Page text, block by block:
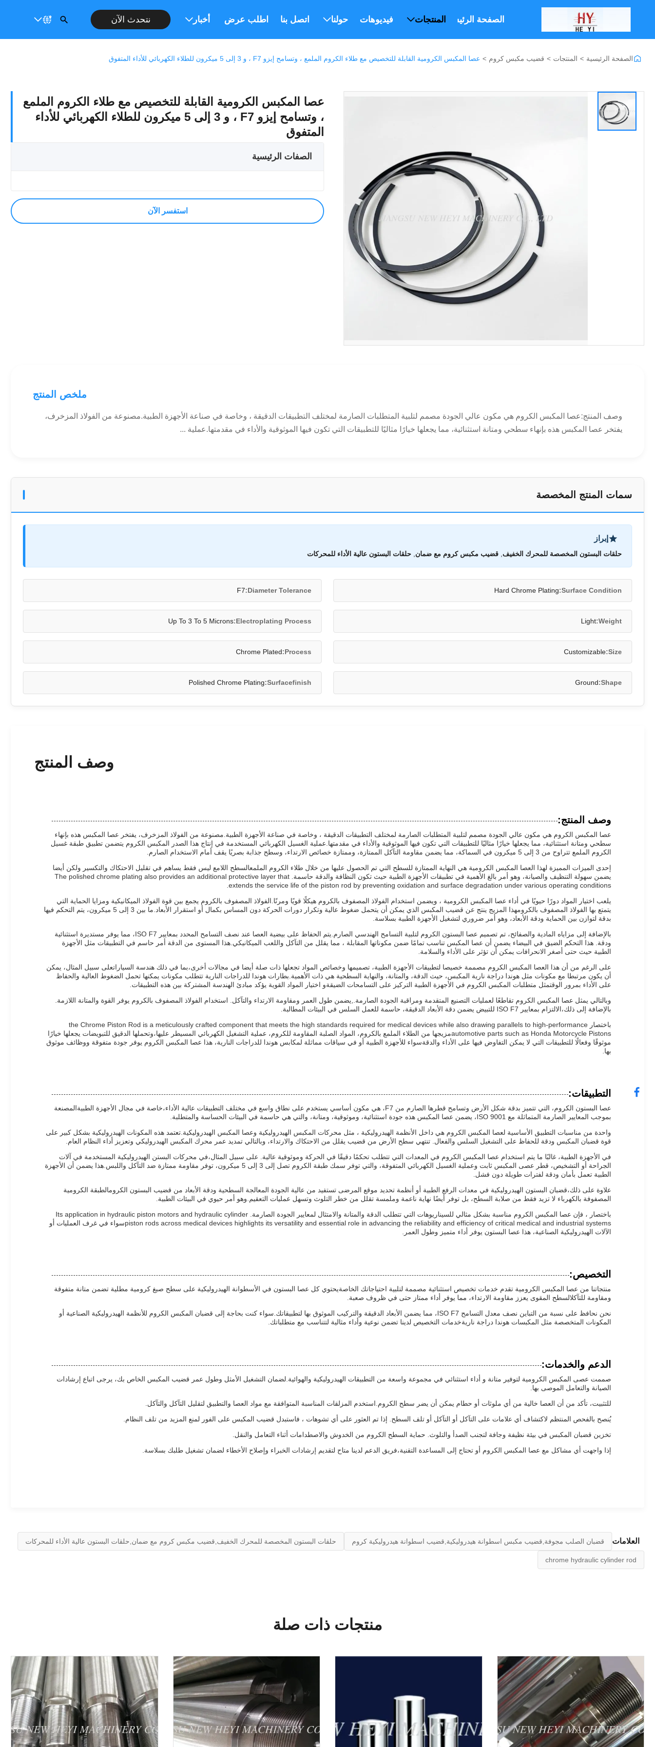
الصفحة الرئيسية المنتجات فيديوهات حولنا اتصل بنا اطلب عرض أسعارأخبار نتحدث الآن
الصفحة الرئيسية > المنتجات > قضيب مكبس كروم > عصا المكبس الكرومية القابلة للتخصيص مع طلاء الكروم الملمع ، وتسامح إيزو F7 ، و 3 إلى 5 ميكرون للطلاء الكهربائي للأداء المتفوق
عصا المكبس الكرومية القابلة للتخصيص مع طلاء الكروم الملمع
، وتسامح إيزو F7 ، و 3 إلى 5 ميكرون للطلاء الكهربائي للأداء
المتفوق
الصفات الرئيسية
استفسر الآن
ملخص المنتج
وصف المنتج:عصا المكبس الكروم هي مكون عالي الجودة مصمم لتلبية المتطلبات الصارمة لمختلف التطبيقات الدقيقة ، وخاصة في صناعة الأجهزة الطبية.مصنوعة من الفولاذ المزخرف،
يفتخر عصا المكبس هذه بإنهاء سطحي ومتانة استثنائية، مما يجعلها خيارًا مثاليًا للتطبيقات التي تكون فيها الموثوقية والأداء في مقدمتها.عملية ...
سمات المنتج المخصصة
إبراز
حلقات البستون المخصصة للمحرك الخفيف قضيب مكبس كروم مع ضمان حلقات البستون عالية الأداء للمحركات
Surface Condition:
Hard Chrome Plating
Diameter Tolerance:
F7
Weight:
Light
Electroplating Process:
Up To 3 To 5 Microns
Size:
Customizable
Process:
Chrome Plated
Shape:
Ground
Surfacefinish:
Polished Chrome Plating
وصف المنتج
وصف المنتج:
عصا المكبس الكروم هي مكون عالي الجودة مصمم لتلبية المتطلبات الصارمة لمختلف التطبيقات الدقيقة ، وخاصة في صناعة الأجهزة الطبية.مصنوعة من الفولاذ المزخرف، يفتخر عصا المكبس هذه بإنهاء
سطحي ومتانة استثنائية، مما يجعلها خيارًا مثاليًا للتطبيقات التي تكون فيها الموثوقية والأداء في مقدمتها.عملية الغسيل الكهربائي المستخدمة في إنتاج هذا الصدر المكبس الكروم يتضمن تطبيق طبقة غسيل
الكروم الملمع تتراوح من 3 إلى 5 ميكرون في السماكة، مما يضمن مقاومة التآكل الممتازة، وممتازة خصائص الارتداء، وسطح جذابة بصريًا يقف أمام الاستخدام الصارم.
إحدى الميزات المميزة لهذا العصا المكبس الكرومية هي النهاية الممتازة للسطح التي تم الحصول عليها من خلال طلاء الكروم الملمعالسطح اللامع ليس فقط يساهم في تقليل الاحتكاك والتكسير ولكن أيضا
يضمن سهولة التنظيف والصيانة، وهو أمر بالغ الأهمية في تطبيقات الأجهزة الطبية حيث تكون النظافة والدقة حاسمة. The polished chrome plating also provides an additional protective layer that
extends the service life of the piston rod by preventing oxidation and surface degradation under various operating conditions.
يلعب اختيار المواد دورًا حيويًا في أداء عصا المكبس الكرومية ، ويضمن استخدام الفولاذ المصفوف بالكروم هيكلًا قويًا ومرنًا.الفولاذ المصفوف بالكروم يجمع بين قوة الفولاذ الميكانيكية ومزايا الحماية التي
يتمتع بها الفولاذ المصفوف بالكرومهذا المزيج ينتج عن قضيب المكبس الذي يمكن أن يتحمل ضغوط عالية وتكرار دورات الحركة دون المساس بكمال أو استقرار الأبعاد.ما بين 3 إلى 5 ميكرون، يتم التحكم فيها
بدقة لتوازن بين الحماية ودقة الأبعاد، وهو أمر ضروري لتشغيل الأجهزة الطبية بسلاسة.
بالإضافة إلى مزاياه المادية والصفائح، تم تصميم عصا البستون الكروم لتلبية التسامح الهندسي الصارم.يتم الحفاظ على بيضية العصا عند نصف التسامح المحدد بمعايير ISO F7، مما يوفر مستديرة استثنائية
ودقة. هذا التحكم الضيق في البيضاء يضمن أن عصا المكبس تناسب تمامًا ضمن مكوناتها المقابلة ، مما يقلل من التآكل واللعب الميكانيكي.هذا المستوى من الدقة أمر حاسم في التطبيقات مثل الأجهزة
الطبية حيث حتى أصغر الانحرافات يمكن أن تؤثر على الأداء والسلامة.
على الرغم من أن هذا العصا المكبس الكروم مصممة خصيصا لتطبيقات الأجهزة الطبية، تصميمها وخصائص المواد تجعلها ذات صلة أيضا في مجالات أخرى،بما في ذلك هندسة السياراتعلى سبيل المثال، يمكن
أن يكون مرتبطا مع مكونات مثل هوندا دراجة نارية المكبس، حيث الدقة، والمتانة، والنهاية السطحية هي ذات الأهمية.بطارات هوندا للدراجات النارية تتطلب مكونات يمكنها تحمل الضغوط العالية والحفاظ
على الأداء بمرور الوقتمثل متطلبات المكبس الكروم في الأجهزة الطبية التركيز على التسامحات الضيقةو اختيار المواد القوية يؤكد مبادئ الهندسة المشتركة بين هذه التطبيقات.
وبالتالي يمثل عصا المكبس الكروم تقاطعًا لعمليات التصنيع المتقدمة ومراقبة الجودة الصارمة.,يضمن طول العمر ومقاومة الارتداء والتآكل. استخدام الفولاذ المصفوف بالكروم يوفر القوة والمتانة اللازمة.
بالإضافة إلى ذلك،الالتزام بمعايير ISO F7 للتبيض يضمن دقة الأبعاد الدقيقة، حاسمة للعمل السلس في البيئات المطالبة.
باختصار the Chrome Piston Rod is a meticulously crafted component that meets the high standards required for medical devices while also drawing parallels to high-performance
automotive parts such as Honda Motorcycle Pistonsمزيجها من الطلاء الملمع بالكروم، المواد الصلبة المقاومة للكروم، عملية التشغيل الكهربائي المسيطر عليها،وتحملها الدقيق للتبويضات يجعلها خيارًا
موثوقًا وفعالًا للتطبيقات التي لا يمكن التفاوض فيها على الأداء والدقةسواء للأجهزة الطبية أو في سياقات مماثلة لمكابس هوندا للدراجات النارية، هذا عصا المكبس الكروم يوفر جودة متفوقة ووظائف موثوق
بها.
التطبيقات:
عصا البستون الكروم، التي تتميز بدقة شكل الأرض وتسامح قطرها الصارم من F7، هي مكون أساسي يستخدم على نطاق واسع في مختلف التطبيقات عالية الأداء،خاصة في مجال الأجهزة الطبيةالمصنعة
بموجب المعايير الصارمة المتماثلة مع ISO 9001، يضمن عصا المكبس هذه جودة استثنائية، وموثوقية، ومتانة، والتي هي حاسمة في البيئات الحساسة والمتطلبة.
واحدة من مناسبات التطبيق الأساسية لعصا المكبس الكروم هي داخل الأنظمة الهيدروليكية ، مثل محركات المكبس الهيدروليكية وعصا المكبس الهيدروليكية.تعتمد هذه المكونات الهيدروليكية بشكل كبير على
قوة قضبان المكبس ودقة للحفاظ على التشغيل السلس والفعال. تنتهي سطح الأرض من قضيب يقلل من الاحتكاك والارتداء، وبالتالي تمديد عمر محرك المكبس الهيدروليكي وتعزيز أداء النظام العام.
في الأجهزة الطبية، غالبًا ما يتم استخدام عصا المكبس الكروم في المعدات التي تتطلب تحكمًا دقيقًا في الحركة وموثوقية عالية. على سبيل المثال،في محركات البستن الهيدروليكية المستخدمة في آلات
الجراحة أو التشخيص، قطر عصى المكبس ثابت وعملية الغسيل الكهربائي المتفوقة، والتي توفر سمك طبقة الكروم تصل إلى 3 إلى 5 ميكرون، توفر مقاومة ممتازة ضد التآكل واللبس.هذا يضمن أن الأجهزة
الطبية تعمل بأمان ودقة لفترات طويلة دون فشل.
علاوة على ذلك،قضبان البستون الهيدروليكية في معدات الرفع الطبية أو أنظمة تحديد موقع المرضى تستفيد من عالية الجودة المعالجة السطحية ودقة الأبعاد من قضيب البستون الكرومالطبقة الكرومية
المصفوفة بالكهرباء لا تزيد فقط من صلابة السطح، بل توفر أيضًا نهاية ناعمة وملمسة تقلل من خطر التلوث وتسهل عمليات التعقيم.وهو أمر حيوي في البيئات الطبية.
باختصار ، فإن عصا المكبس الكروم مناسبة بشكل مثالي للسيناريوهات التي تتطلب الدقة والمتانة والامتثال لمعايير الجودة الصارمة. Its application in hydraulic piston motors and hydraulic cylinder
piston rods across medical devices highlights its versatility and essential role in advancing the reliability and efficiency of critical medical and industrial systemsسواء في غرف العمليات أو
الآلات الهيدروليكية الصناعية، هذا عصا البستون يوفر أداء متميز وطول العمر.
التخصيص:
منتجاتنا من عصا المكبس الكرومية تقدم خدمات تخصيص استثنائية مصممة لتلبية احتياجاتك الخاصةيحتوي كل عصا البستون في الأسطوانة الهيدروليكية على سطح صبغ كرومية مطلية تضمن متانة متفوقة
ومقاومة للتآكلالسطح المقوى يعزز مقاومة الارتداء، مما يوفر أداء ممتاز حتى في ظروف صعبة.
نحن نحافظ على نسبة من التباين نصف معدل التسامح ISO F7، مما يضمن الأبعاد الدقيقة والتركيب الموثوق بها لتطبيقاتك.سواء كنت بحاجة إلى قضبان المكبس الكروم للأنظمة الهيدروليكية الصناعية أو
المكونات المتخصصة مثل المكبسات هوندا دراجة ناريةخدمات التخصيص لدينا تضمن نوعية وأداء مثالية لتتناسب مع متطلباتك.
الدعم والخدمات:
صممت عصى المكبس الكرومية لتوفير متانة و أداء استثنائي في مجموعة واسعة من التطبيقات الهيدروليكية والهوائية.لضمان التشغيل الأمثل وطول عمر قضيب المكبس الخاص بك، يرجى اتباع إرشادات
الصيانة والتعامل الموصى بها.
للتثبيت، تأكد من أن العصا خالية من أي ملوثات أو حطام يمكن أن يضر سطح الكروم.استخدم المزلقات المناسبة المتوافقة مع مواد العصا والتطبيق لتقليل التآكل والتآكل.
يُنصح بالفحص المنتظم لاكتشاف أي علامات على التآكل أو التآكل أو تلف السطح. إذا تم العثور على أي تشوهات ، فاستبدل قضيب المكبس على الفور لمنع المزيد من تلف النظام.
تخزين قضبان المكبس في بيئة نظيفة وجافة لتجنب الصدأ والتلوث. حماية السطح الكروم من الخدوش والاصطدامات أثناء التعامل والنقل.
إذا واجهت أي مشاكل مع عصا المكبس الكروم أو تحتاج إلى المساعدة التقنية،فريق الدعم لدينا متاح لتقديم إرشادات الخبراء وإصلاح الأخطاء لضمان تشغيل طلبك بسلاسة.
العلامات قضبان الصلب مجوفة,قضيب مكبس اسطوانة هيدروليكية,قضيب اسطوانة هيدروليكية كروم حلقات البستون المخصصة للمحرك الخفيف,قضيب مكبس كروم مع ضمان,حلقات البستون عالية الأداء للمحركات
chrome hydraulic cylinder rod
منتجات ذات صلة